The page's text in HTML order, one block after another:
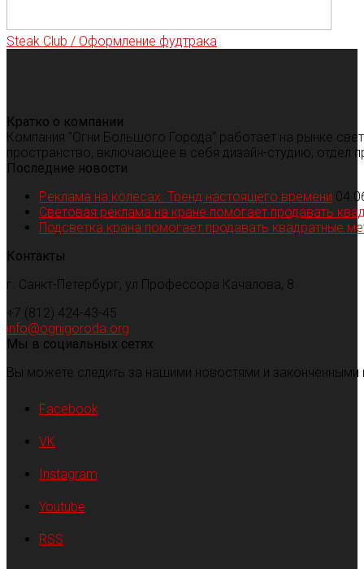
Steak Club / Оформление фудтрака
Кратко о компании
Компания "Огни Большого Города" работает на рынке
пространство, включающее в себя дизайн-студию, отдел
Последние новости
Реклама на колесах. Тренд настоящего времени
Световая реклама на кране помогает продавать
Подсветка крана помогает продавать квадратные
Контакты
г. Санкт-Петербург, ул Профессора Качалова, 8
+7 (812) 424-43-45
info@ognigoroda.org
Мы в социальных сетях
Вы можете следить за нашими новостями и
Facebook
VK
Instagram
Youtube
RSS